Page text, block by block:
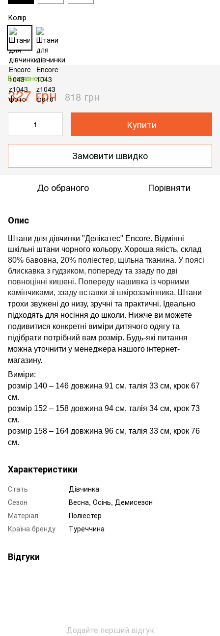
Колір
В наявності
327 грн 818 грн
Купити
Замовити швидко
До обраного Порівняти
Опис
Штани для дівчинки "Делікатес" Encore. Відмінні
шкільні штани чорного кольору. Хороша якість, склад
80% бавовна, 20% поліестер, щільна тканина. У поясі
блискавка з гудзиком, попереду та ззаду по дві
повноцінні кишені. Попереду нашивка із чорними
камінчиками, ззаду вставки зі шкірозамінника. Штани
трохи звужені до низу, зручні та практичні. Ідеально
підходять для носіння до школи. Нижче ви можете
подивитися конкретні виміри дитячого одягу та
підібрати потрібний вам розмір. Будь-які питання
можна уточнити у менеджера нашого інтернет-
магазину.
Виміри:
розмір 140 – 146 довжина 91 см, талія 33 см, крок 67
см.
розмір 152 – 158 довжина 94 см, талія 34 см, крок 73
см.
розмір 158 – 164 довжина 96 см, талія 33 см, крок 76
см.
Характеристики
Стать
Дівчинка
Сезон
Весна, Осінь, Демисезон
Матеріал
Поліестер
Країна бренду
Туреччина
Відгуки
Додайте перший відгук